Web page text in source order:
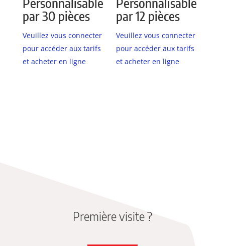
par 30 pièces
Veuillez vous connecter
pour accéder aux tarifs
et acheter en ligne
par 12 pièces
Veuillez vous connecter
pour accéder aux tarifs
et acheter en ligne
Première visite ?